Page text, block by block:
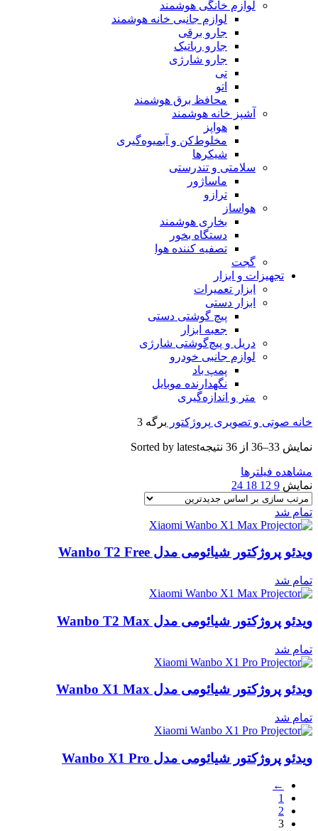
لوازم خانگی هوشمند
لوازم جانبی خانه هوشمند
جارو برقی
جارو رباتیک
جارو شارژی
تی
اتو
محافظ برق هوشمند
آشپز خانه هوشمند
هواپز
مخلوط‌کن و آبمیوه‌گیری
شیکرها
سلامتی و تندرستی
ماساژور
ترازو
هواساز
بخاری هوشمند
دستگاه بخور
تصفیه کننده هوا
گجت
تجهیزات و ابزار
ابزار تعمیرات
ابزار دستی
پیچ گوشتی دستی
جعبه ابزار
دریل و پیچ‌گوشتی شارژی
لوازم جانبی خودرو
پمپ باد
نگهدارنده موبایل
متر و اندازه‌گیری
خانه صوتی و تصویری پروژکتور برگه 3
نمایش 33–36 از 36 نتیجه Sorted by latest
مشاهده فیلترها
نمایش 9
12
18
24
تمام شد
ویدئو پروژکتور شیائومی مدل Wanbo T2 Free
تمام شد
ویدئو پروژکتور شیائومی مدل Wanbo T2 Max
تمام شد
ویدئو پروژکتور شیائومی مدل Wanbo X1 Max
تمام شد
ویدئو پروژکتور شیائومی مدل Wanbo X1 Pro
←
1
2
3